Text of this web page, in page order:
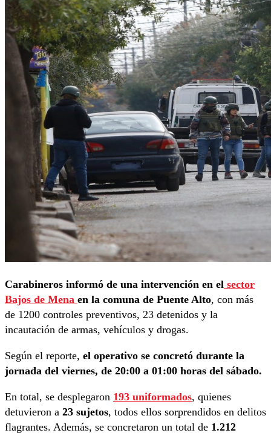
Carabineros informó de una intervención en el sector
Bajos de Mena en la comuna de Puente Alto, con más
de 1200 controles preventivos, 23 detenidos y la
incautación de armas, vehículos y drogas.
Según el reporte, el operativo se concretó durante la
jornada del viernes, de 20:00 a 01:00 horas del sábado.
En total, se desplegaron 193 uniformados, quienes
detuvieron a 23 sujetos, todos ellos sorprendidos en delitos
flagrantes. Además, se concretaron un total de 1.212